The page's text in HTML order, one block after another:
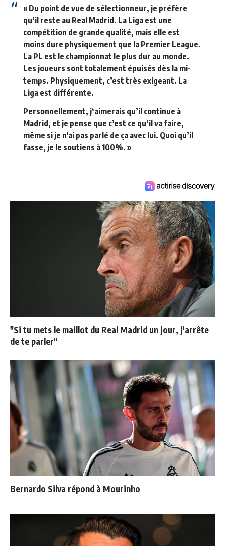
« Du point de vue de sélectionneur, je préfère
qu’il reste au Real Madrid. La Liga est une
compétition de grande qualité, mais elle est
moins dure physiquement que la Premier League.
La PL est le championnat le plus dur au monde.
Les joueurs sont totalement épuisés dès la mi-
temps. Physiquement, c’est très exigeant. La
Liga est différente.
Personnellement, j‘aimerais qu’il continue à
Madrid, et je pense que c’est ce qu’il va faire,
même si je n'ai pas parlé de ça avec lui. Quoi qu’il
fasse, je le soutiens à 100%. »
"Si tu mets le maillot du Real Madrid un jour, j'arrête
de te parler"
Bernardo Silva répond à Mourinho